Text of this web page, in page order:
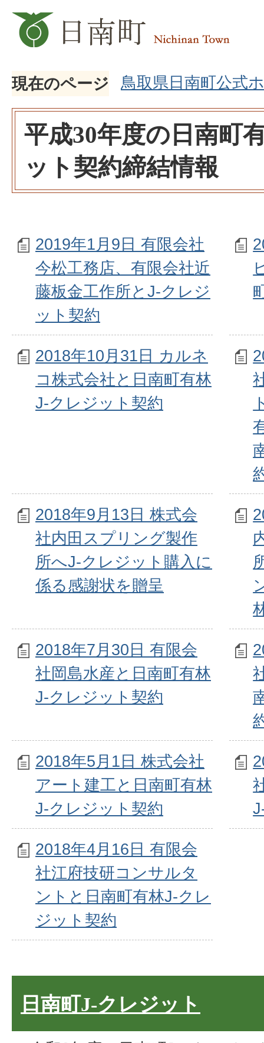
現在のページ 鳥取県日南町公式
平成30年度の日南町
ット契約締結情報
2019年1月9日 有限会社
今松工務店、有限会社近
藤板金工作所とJ-クレジ
ット契約
2018年10月31日 カルネ
コ株式会社と日南町有林
J-クレジット契約
2018年9月13日 株式会
社内田スプリング製作
所へJ-クレジット購入に
係る感謝状を贈呈
2018年7月30日 有限会
社岡島水産と日南町有林
J-クレジット契約
2018年5月1日 株式会社
アート建工と日南町有林
J-クレジット契約
2018年4月16日 有限会
社江府技研コンサルタ
ントと日南町有林J-クレ
ジット契約
日南町J-クレジット